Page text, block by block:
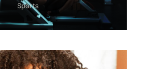
Sports